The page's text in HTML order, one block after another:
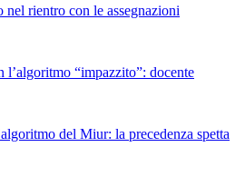
nel rientro con le assegnazioni
“impazzito”: docente
del Miur: la precedenza spetta